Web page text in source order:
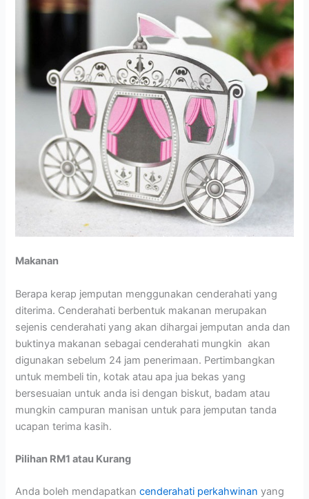
Makanan
Berapa kerap jemputan menggunakan cenderahati yang
diterima. Cenderahati berbentuk makanan merupakan
sejenis cenderahati yang akan dihargai jemputan anda dan
buktinya makanan sebagai cenderahati mungkin akan
digunakan sebelum 24 jam penerimaan. Pertimbangkan
untuk membeli tin, kotak atau apa jua bekas yang
bersesuaian untuk anda isi dengan biskut, badam atau
mungkin campuran manisan untuk para jemputan tanda
ucapan terima kasih.
Pilihan RM1 atau Kurang
Anda boleh mendapatkancenderahati perkahwinan yang